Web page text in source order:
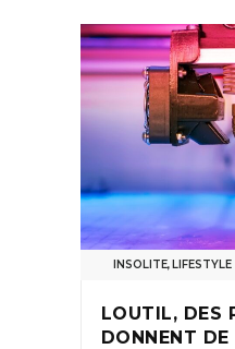
INSOLITE,LIFESTYLE
LOUTIL, DES
DONNENT